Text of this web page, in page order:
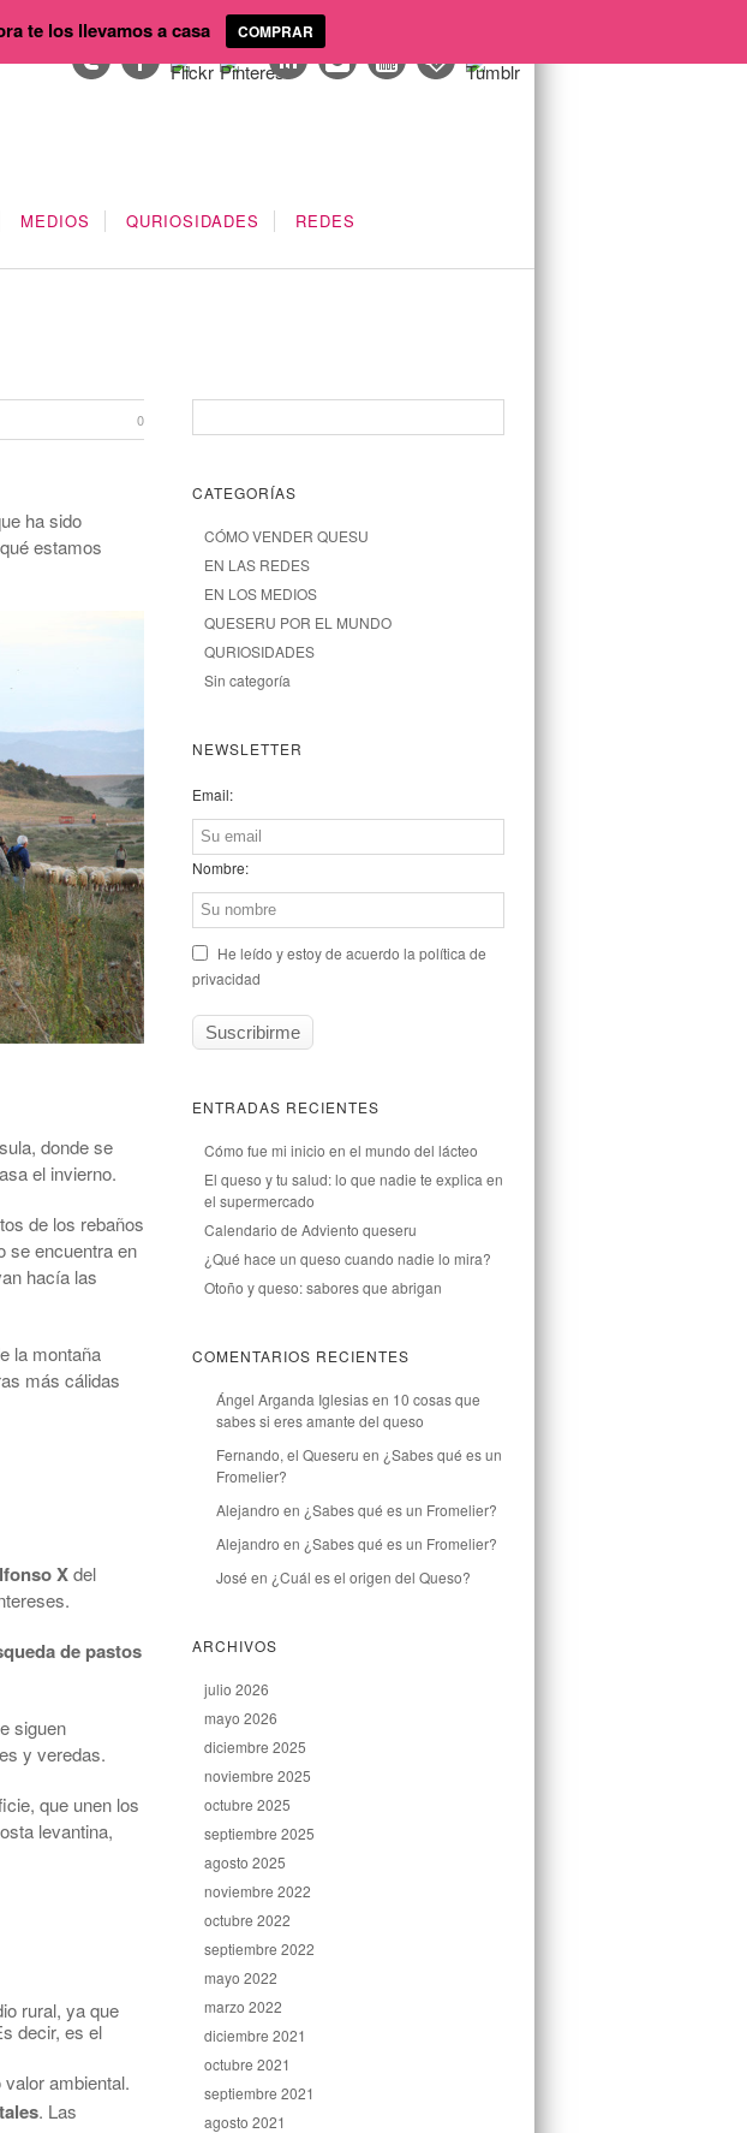
MEDIOS QURIOSIDADES REDES
0
ha sido
estamos
donde se
el invierno.
de los rebaños
se encuentra en
hacía las
la montaña
más cálidas
Xdel
de pastos
siguen
y veredas.
que unen los
levantina,
rural, ya que
decir, es el
ambiental.
. Las
CATEGORÍAS
CÓMO VENDER QUESU
EN LAS REDES
EN LOS MEDIOS
QUESERU POR EL MUNDO
QURIOSIDADES
Sin categoría
NEWSLETTER
Email:
Nombre:
He leído y estoy de acuerdo la política de
privacidad
ENTRADAS RECIENTES
Cómo fue mi inicio en el mundo del lácteo
El queso y tu salud: lo que nadie te explica en
el supermercado
Calendario de Adviento queseru
¿Qué hace un queso cuando nadie lo mira?
Otoño y queso: sabores que abrigan
COMENTARIOS RECIENTES
Ángel Arganda Iglesiasen 10 cosas que
sabes si eres amante del queso
Fernando, el Queseru en ¿Sabes qué es un
Fromelier?
Alejandro en ¿Sabes qué es un Fromelier?
Alejandro en ¿Sabes qué es un Fromelier?
José en ¿Cuál es el origen del Queso?
ARCHIVOS
julio 2026
mayo 2026
diciembre 2025
noviembre 2025
octubre 2025
septiembre 2025
agosto 2025
noviembre 2022
octubre 2022
septiembre 2022
mayo 2022
marzo 2022
diciembre 2021
octubre 2021
septiembre 2021
agosto 2021
te los llevamos a casa COMPRAR